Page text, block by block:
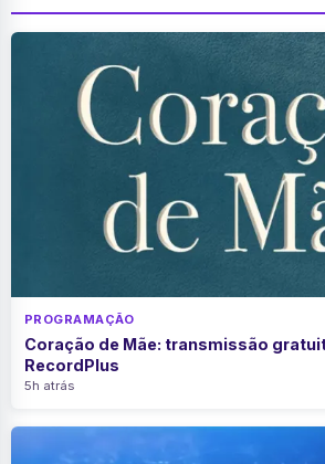
PROGRAMAÇÃO
Coração de Mãe: transmissão
RecordPlus
5h atrás